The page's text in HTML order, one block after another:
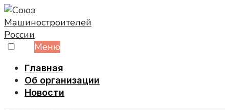
Skip
to
content
Меню
Главная
Об организации
Новости